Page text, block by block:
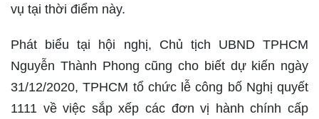
vụ tại thời điểm này.
Phát biểu tại hội nghị, Chủ tịch UBND TPHCM
Nguyễn Thành Phong cũng cho biết dự kiến ngày
31/12/2020, TPHCM tổ chức lễ công bố Nghị quyết
1111 về việc sắp xếp các đơn vị hành chính cấp